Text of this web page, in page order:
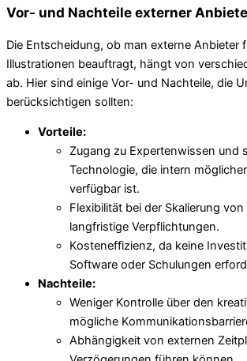
Vor- und Nachteile externer
Die Entscheidung, ob man externe Anbieter
Illustrationen beauftragt, hängt von
ab. Hier sind einige Vor- und Nachteile, die
berücksichtigen sollten:
Vorteile:
Zugang zu Expertenwissen und
Technologie, die intern
verfügbar ist.
Flexibilität bei der Skalierung
langfristige Verpflichtungen.
Kosteneffizienz, da keine
Software oder Schulungen
Nachteile:
Weniger Kontrolle über den
mögliche
Abhängigkeit von externen